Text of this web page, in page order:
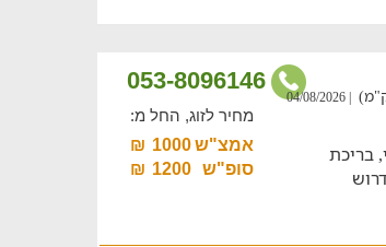
053-8096146
| 04/08/2026
בריכת
מחיר לזוג, החל מ:
אמצ"ש1000
₪
סופ"ש
1200
₪